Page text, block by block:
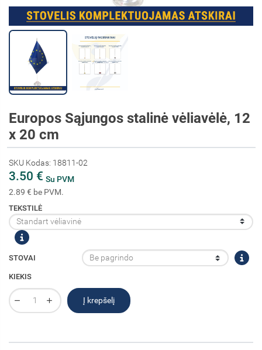
Europos Sąjungos stalinė vėliavėlė, 12
x 20 cm
SKU Kodas: 18811-02
3.50 € Su PVM
2.89 € be PVM.
TEKSTILĖ
STOVAI
KIEKIS
Į krepšelį